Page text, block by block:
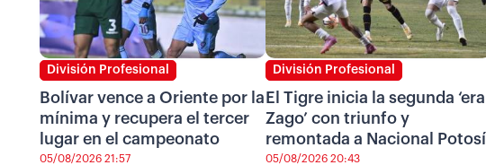
División Profesional
Bolívar vence a Oriente por la
mínima y recupera el tercer
lugar en el campeonato
05/08/2026 21:57
División Profesional
El Tigre inicia la segunda ‘era
Zago’ con triunfo y
remontada a Nacional Potosí
05/08/2026 20:43